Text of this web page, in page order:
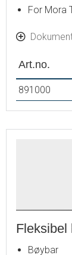
For Mora
Art.no.
891000
Fleksibel
Bøybar